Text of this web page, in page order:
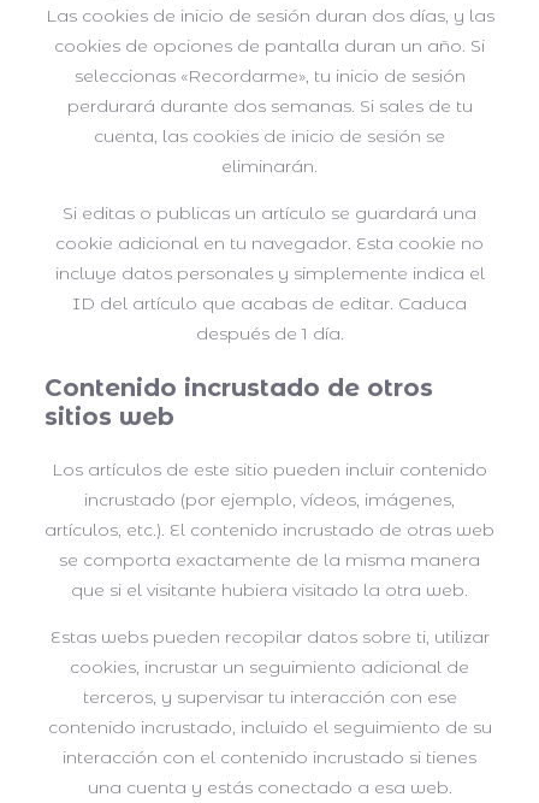
Las cookies de inicio de sesión duran dos días, y las
cookies de opciones de pantalla duran un año. Si
seleccionas «Recordarme», tu inicio de sesión
perdurará durante dos semanas. Si sales de tu
cuenta, las cookies de inicio de sesión se
eliminarán.
Si editas o publicas un artículo se guardará una
cookie adicional en tu navegador. Esta cookie no
incluye datos personales y simplemente indica el
ID del artículo que acabas de editar. Caduca
después de 1 día.
Contenido incrustado de otros
sitios web
Los artículos de este sitio pueden incluir contenido
incrustado (por ejemplo, vídeos, imágenes,
artículos, etc.). El contenido incrustado de otras web
se comporta exactamente de la misma manera
que si el visitante hubiera visitado la otra web.
Estas webs pueden recopilar datos sobre ti, utilizar
cookies, incrustar un seguimiento adicional de
terceros, y supervisar tu interacción con ese
contenido incrustado, incluido el seguimiento de su
interacción con el contenido incrustado si tienes
una cuenta y estás conectado a esa web.